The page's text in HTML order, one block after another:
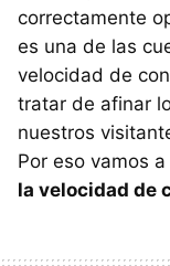
correctamente
es una de las
velocidad de
tratar de afinar
nuestros
Por eso vamos
la velocidad de